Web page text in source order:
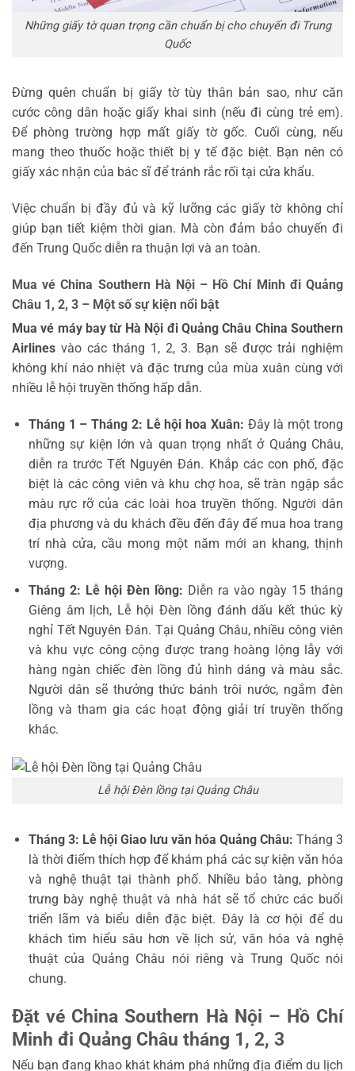
Những giấy tờ quan trọng cần chuẩn bị cho chuyến đi Trung
Quốc
Đừng quên chuẩn bị giấy tờ tùy thân bản sao, như căn
cước công dân hoặc giấy khai sinh (nếu đi cùng trẻ em).
Để phòng trường hợp mất giấy tờ gốc. Cuối cùng, nếu
mang theo thuốc hoặc thiết bị y tế đặc biệt. Bạn nên có
giấy xác nhận của bác sĩ để tránh rắc rối tại cửa khẩu.
Việc chuẩn bị đầy đủ và kỹ lưỡng các giấy tờ không chỉ
giúp bạn tiết kiệm thời gian. Mà còn đảm bảo chuyến đi
đến Trung Quốc diễn ra thuận lợi và an toàn.
Mua vé China Southern Hà Nội – Hồ Chí Minh đi Quảng
Châu 1, 2, 3 – Một số sự kiện nổi bật
Mua vé máy bay từ Hà Nội đi Quảng Châu China Southern
Airlines vào các tháng 1, 2, 3. Bạn sẽ được trải nghiệm
không khí náo nhiệt và đặc trưng của mùa xuân cùng với
nhiều lễ hội truyền thống hấp dẫn.
Tháng 1 – Tháng 2: Lễ hội hoa Xuân: Đây là một trong
những sự kiện lớn và quan trọng nhất ở Quảng Châu,
diễn ra trước Tết Nguyên Đán. Khắp các con phố, đặc
biệt là các công viên và khu chợ hoa, sẽ tràn ngập sắc
màu rực rỡ của các loài hoa truyền thống. Người dân
địa phương và du khách đều đến đây để mua hoa trang
trí nhà cửa, cầu mong một năm mới an khang, thịnh
vượng.
Tháng 2: Lễ hội Đèn lồng: Diễn ra vào ngày 15 tháng
Giêng âm lịch, Lễ hội Đèn lồng đánh dấu kết thúc kỳ
nghỉ Tết Nguyên Đán. Tại Quảng Châu, nhiều công viên
và khu vực công cộng được trang hoàng lộng lẫy với
hàng ngàn chiếc đèn lồng đủ hình dáng và màu sắc.
Người dân sẽ thưởng thức bánh trôi nước, ngắm đèn
lồng và tham gia các hoạt động giải trí truyền thống
khác.
Lễ hội Đèn lồng tại Quảng Châu
Tháng 3: Lễ hội Giao lưu văn hóa Quảng Châu: Tháng 3
là thời điểm thích hợp để khám phá các sự kiện văn hóa
và nghệ thuật tại thành phố. Nhiều bảo tàng, phòng
trưng bày nghệ thuật và nhà hát sẽ tổ chức các buổi
triển lãm và biểu diễn đặc biệt. Đây là cơ hội để du
khách tìm hiểu sâu hơn về lịch sử, văn hóa và nghệ
thuật của Quảng Châu nói riêng và Trung Quốc nói
chung.
Đặt vé China Southern Hà Nội – Hồ Chí
Minh đi Quảng Châu tháng 1, 2, 3
Nếu bạn đang khao khát khám phá những địa điểm du lịch